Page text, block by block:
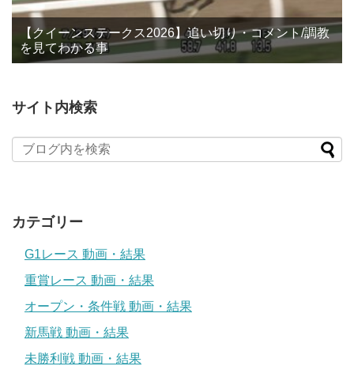
【クイーンステークス2026】追い切り・コメント/調教
を見てわかる事
サイト内検索
カテゴリー
G1レース 動画・結果
重賞レース 動画・結果
オープン・条件戦 動画・結果
新馬戦 動画・結果
未勝利戦 動画・結果